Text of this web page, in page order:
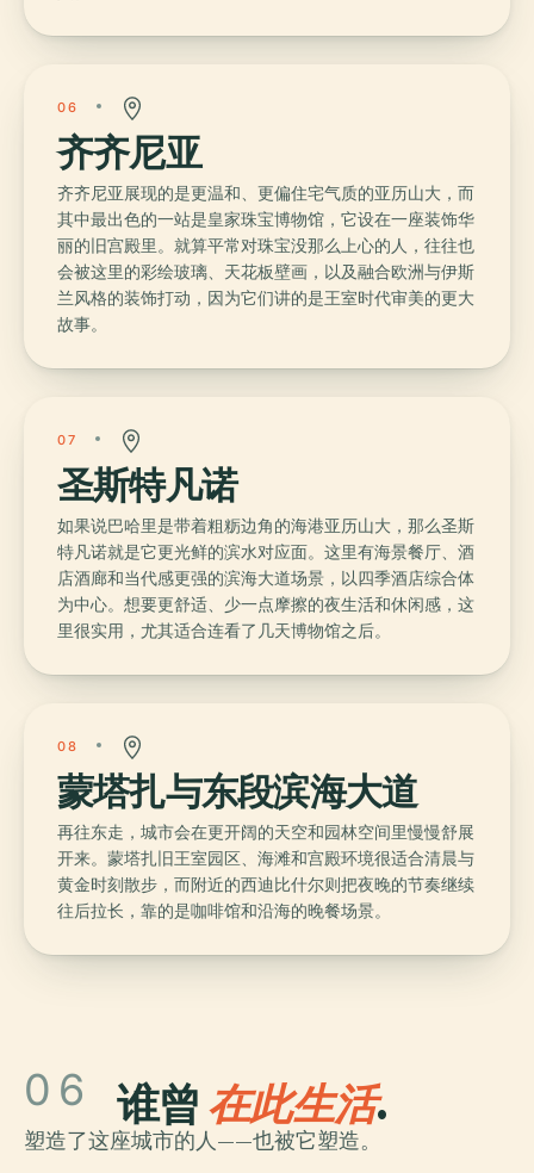
06
齐齐尼亚
齐齐尼亚展现的是更温和、更偏住宅气质的亚历山大，而
其中最出色的一站是皇家珠宝博物馆，它设在一座装饰华
丽的旧宫殿里。就算平常对珠宝没那么上心的人，往往也
会被这里的彩绘玻璃、天花板壁画，以及融合欧洲与伊斯
兰风格的装饰打动，因为它们讲的是王室时代审美的更大
故事。
07
圣斯特凡诺
如果说巴哈里是带着粗粝边角的海港亚历山大，那么圣斯
特凡诺就是它更光鲜的滨水对应面。这里有海景餐厅、酒
店酒廊和当代感更强的滨海大道场景，以四季酒店综合体
为中心。想要更舒适、少一点摩擦的夜生活和休闲感，这
里很实用，尤其适合连看了几天博物馆之后。
08
蒙塔扎与东段滨海大道
再往东走，城市会在更开阔的天空和园林空间里慢慢舒展
开来。蒙塔扎旧王室园区、海滩和宫殿环境很适合清晨与
黄金时刻散步，而附近的西迪比什尔则把夜晚的节奏继续
往后拉长，靠的是咖啡馆和沿海的晚餐场景。
06 谁曾 在此生活.
塑造了这座城市的人——也被它塑造。